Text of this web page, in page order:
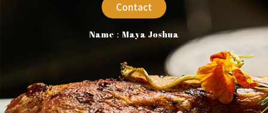
Contact
Name：Maya Joshua